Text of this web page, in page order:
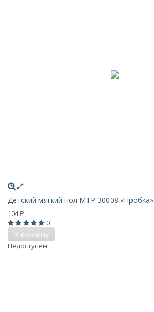
Детский мягкий пол MTP-30008 «Пробка»
104₽
0
В корзину
Недоступен